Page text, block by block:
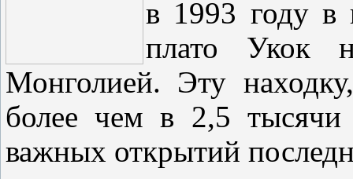
в 1993 году в
плато Укок
Монголией. Эту
более чем в 2,5
важных открытий